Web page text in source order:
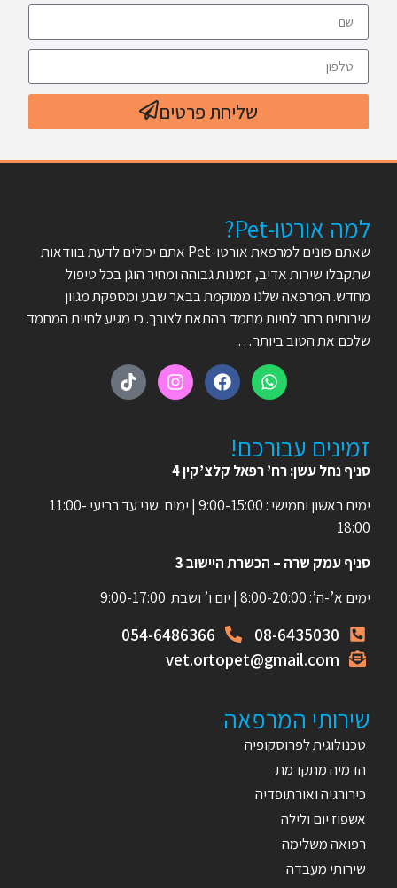
שליחת פרטים
למה אורטו-Pet?
שאתם פונים למרפאת אורטו-Pet אתם יכולים לדעת בוודאות
שתקבלו שירות אדיב, זמינות גבוהה ומחיר הוגן בכל טיפול
מחדש. המרפאה שלנו ממוקמת בבאר שבע ומספקת מגוון
שירותים רחב לחיות מחמד בהתאם לצורך. כי מגיע לחיית המחמד
שלכם את הטוב ביותר…
זמינים עבורכם!
סניף נחל עשן: רח’ רפאל קלצ’קין 4
ימים ראשון וחמישי : 9:00-15:00 | ימים שני עד רביעי 11:00-
18:00
סניף עמק שרה – הכשרת היישוב 3
ימים א’-ה’: 8:00-20:00 | יום ו’ ושבת 9:00-17:00
08-6435030
054-6486366
vet.ortopet@gmail.com
שירותי המרפאה
טכנולוגית לפרוסקופיה
הדמיה מתקדמת
כירורגיה ואורתופדיה
אשפוז יום ולילה
רפואה משלימה
שירותי מעבדה